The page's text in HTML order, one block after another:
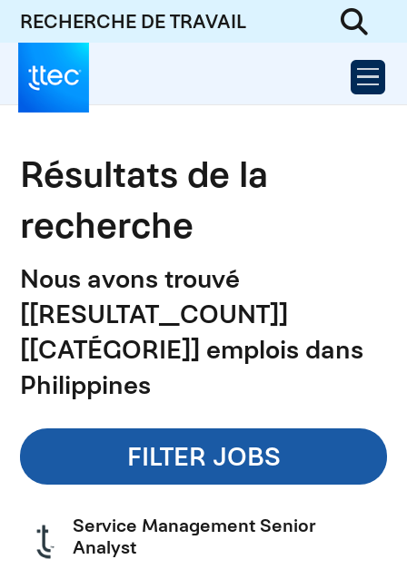
RECHERCHE DE TRAVAIL
Résultats de la
recherche
Nous avons trouvé
[[RESULTAT_COUNT]]
[[CATÉGORIE]] emplois dans
Philippines
FILTER JOBS
Service Management Senior
Analyst